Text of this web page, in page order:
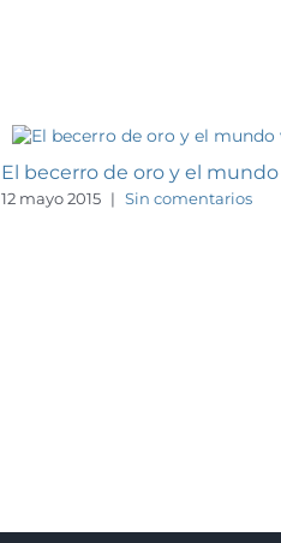
El becerro de oro y el
12 mayo 2015 | Sin comentarios